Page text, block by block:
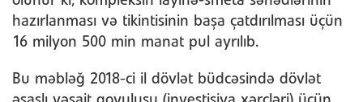
hazırlanması və tikintisinin başa çatdırılması üçün
16 milyon 500 min manat pul ayrılıb.
Bu məbləğ 2018-ci il dövlət büdcəsində dövlət